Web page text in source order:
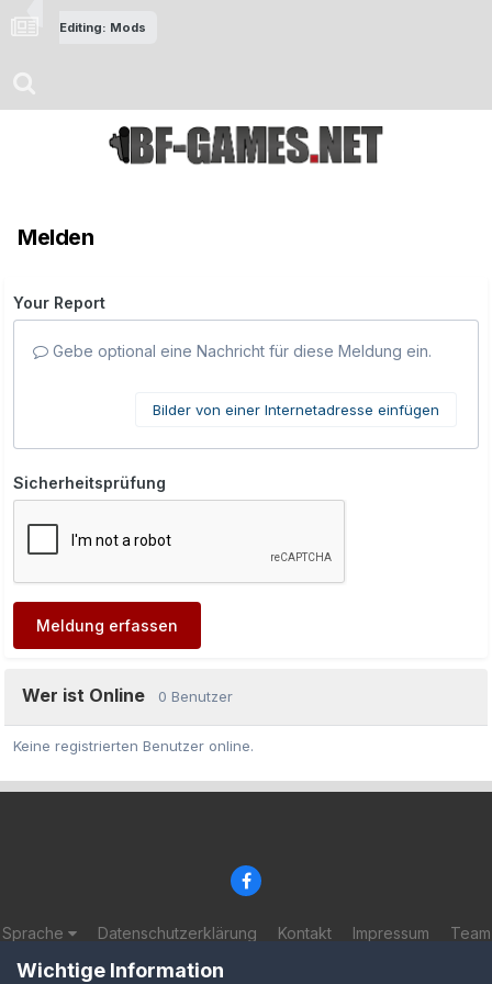
Editing: Mods
Melden
Your Report
Gebe optional eine Nachricht für diese Meldung ein.
Bilder von einer Internetadresse einfügen
Sicherheitsprüfung
Meldung erfassen
Wer ist Online 0 Benutzer
Keine registrierten Benutzer online.
Sprache Datenschutzerklärung Kontakt Impressum Team
© 2002-2025 BF-Games.net
Powered by Invision Community
Wichtige Information